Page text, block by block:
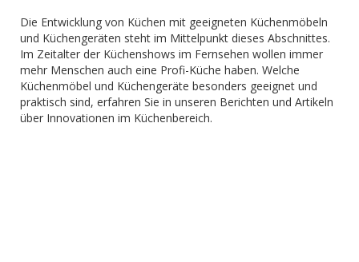
Die Entwicklung von Küchen mit geeigneten Küchenmöbeln
und Küchengeräten steht im Mittelpunkt dieses Abschnittes.
Im Zeitalter der Küchenshows im Fernsehen wollen immer
mehr Menschen auch eine Profi-Küche haben. Welche
Küchenmöbel und Küchengeräte besonders geeignet und
praktisch sind, erfahren Sie in unseren Berichten und Artikeln
über Innovationen im Küchenbereich.